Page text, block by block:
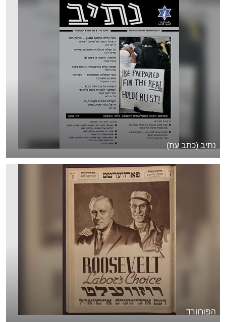
נתיב (כתב עת)
הפורוורד